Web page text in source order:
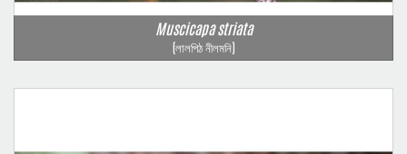
Muscicapa striata
(লালপিঠ নীলমনি)